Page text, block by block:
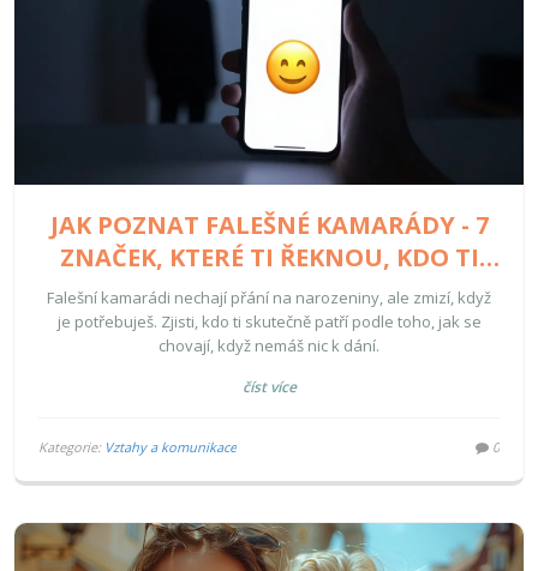
JAK POZNAT FALEŠNÉ KAMARÁDY - 7
ZNAČEK, KTERÉ TI ŘEKNOU, KDO TI
SKUTEČNĚ PATŘÍ
Falešní kamarádi nechají přání na narozeniny, ale zmizí, když
je potřebuješ. Zjisti, kdo ti skutečně patří podle toho, jak se
chovají, když nemáš nic k dání.
číst více
Kategorie: Vztahy a komunikace 0